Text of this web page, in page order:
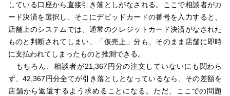
している口座から直接引き落としがなされる。ここで相談者がカ
ード決済を選択し、そこにデビッドカードの番号を入力すると、
店舗上のシステムでは、通常のクレジットカード決済がなされた
ものと判断されてしまい、「仮売上」分も、そのまま店舗に即時
に支払われてしまったものと推測できる。
もちろん、相談者が21,367円分の注文していないにも関わら
ず、42,367円分全てが引き落としとなっているなら、その差額を
店舗から返還するよう求めることになる。ただ、ここでの問題